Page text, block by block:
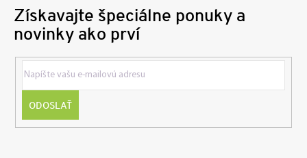
Získavajte špeciálne ponuky a
novinky ako prví
ODOSLAŤ